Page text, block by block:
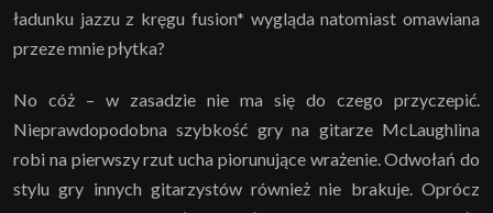
ładunku jazzu z kręgu fusion* wygląda natomiast omawiana
przeze mnie płytka?
No cóż – w zasadzie nie ma się do czego przyczepić.
Nieprawdopodobna szybkość gry na gitarze McLaughlina
robi na pierwszy rzut ucha piorunujące wrażenie. Odwołań do
stylu gry innych gitarzystów również nie brakuje. Oprócz